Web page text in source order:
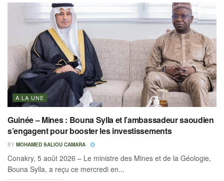
A LA UNE
Guinée – Mines : Bouna Sylla et l’ambassadeur saoudien
s’engagent pour booster les investissements
BY MOHAMED SALIOU CAMARA
Conakry, 5 août 2026 – Le ministre des Mines et de la Géologie,
Bouna Sylla, a reçu ce mercredi en...